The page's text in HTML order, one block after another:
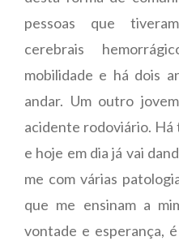
pessoas que
cerebrais
mobilidade e há dois
andar. Um outro
acidente rodoviário. Há
e hoje em dia já vai
me com várias
que me ensinam a
vontade e esperança,